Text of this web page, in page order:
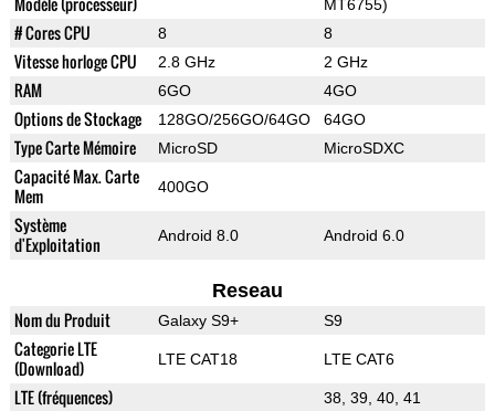
MT6755)
# Cores CPU 8 8
Vitesse horloge CPU 2.8 GHz 2 GHz
RAM 6GO 4GO
Options de Stockage 128GO/256GO/64GO 64GO
Type Carte Mémoire MicroSD MicroSDXC
Capacité Max. Carte
Mem
400GO
Système
d'Exploitation
Android 8.0 Android 6.0
Reseau
Nom du Produit Galaxy S9+ S9
Categorie LTE
(Download)
LTE CAT18 LTE CAT6
LTE (fréquences) 38, 39, 40, 41